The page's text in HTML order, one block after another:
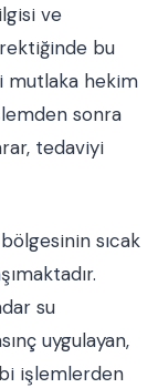
ve
bu
mutlaka hekim
sonra
tedaviyi
sıcak
su
uygulayan,
işlemlerden